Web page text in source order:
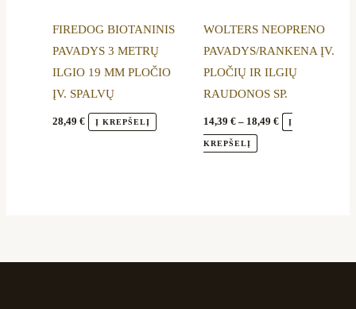
FIREDOG BIOTANINIS
PAVADYS 3 METRŲ
ILGIO 19 MM PLOČIO
ĮV. SPALVŲ
28,49€ Į KREPŠELĮ
may
be
chosen
WOLTERS NEOPRENO
PAVADYS/RANKENA ĮV.
PLOČIŲ IR ILGIŲ
RAUDONOS SP.
14,39 € – 18,49 € Į
KREPŠELĮ
may
be
chosen
on
the